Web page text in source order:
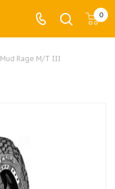
0
Mud Rage M/T III